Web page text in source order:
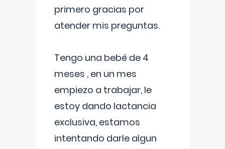
primero gracias por
atender mis preguntas.
Tengo una bebé de 4
meses , en un mes
empiezo a trabajar, le
estoy dando lactancia
exclusiva, estamos
intentando darle algun